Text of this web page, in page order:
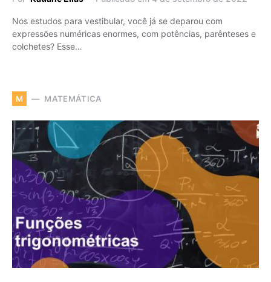
Nos estudos para vestibular, você já se deparou com
expressões numéricas enormes, com potências, parênteses e
colchetes? Esse…
M MATEMÁTICA